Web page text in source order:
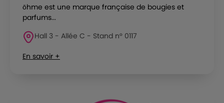
ōhme est une marque française de bougies et
parfums...
Hall 3 - Allée C - Stand n° 0117
En savoir +